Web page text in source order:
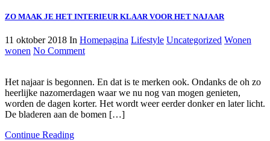
ZO MAAK JE HET INTERIEUR KLAAR VOOR HET NAJAAR
11 oktober 2018 In Homepagina Lifestyle Uncategorized Wonen
wonen No Comment
Het najaar is begonnen. En dat is te merken ook. Ondanks de oh zo
heerlijke nazomerdagen waar we nu nog van mogen genieten,
worden de dagen korter. Het wordt weer eerder donker en later licht.
De bladeren aan de bomen […]
Continue Reading